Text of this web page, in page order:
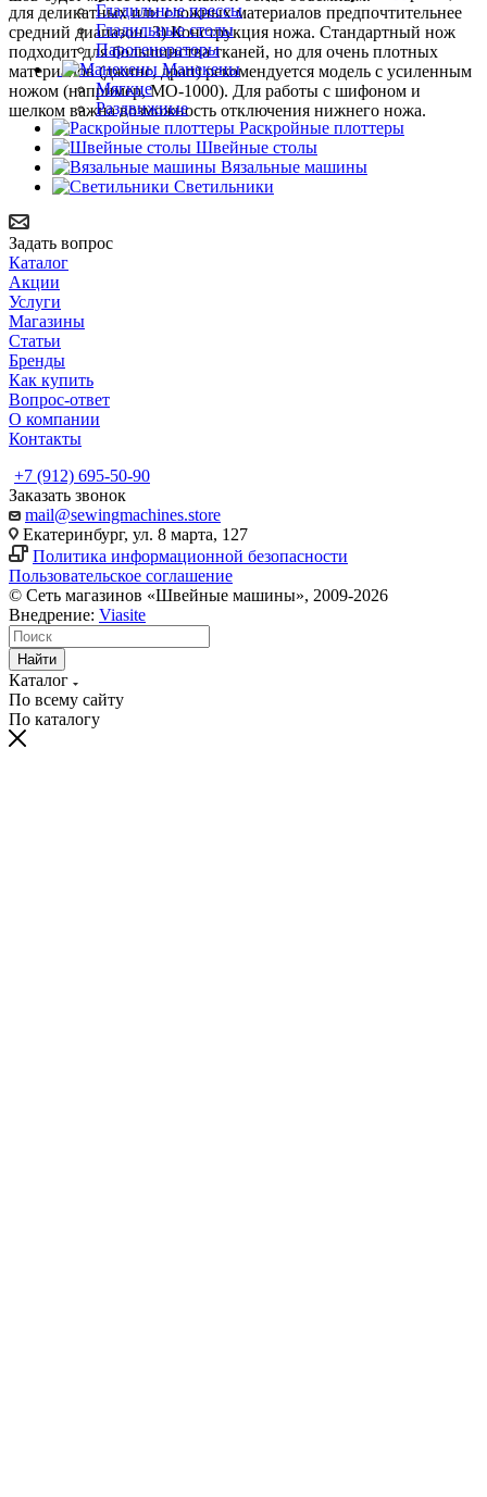
для деликатных или сложных материалов предпочтительнее
средний диапазон. 3) Конструкция ножа. Стандартный нож
подходит для большинства тканей, но для очень плотных
материалов (джинс, драп) рекомендуется модель с усиленным
ножом (например, MO-1000). Для работы с шифоном и
шелком важна возможность отключения нижнего ножа.
Гладильные прессы
Гладильные столы
Парогенераторы
Манекены
Мягкие
Раздвижные
Раскройные плоттеры
Швейные столы
Вязальные машины
Светильники
Задать вопрос
Каталог
Акции
Услуги
Магазины
Статьи
Бренды
Как купить
Вопрос-ответ
О компании
Контакты
+7 (912) 695-50-90
Заказать звонок
mail@sewingmachines.store
Екатеринбург, ул. 8 марта, 127
Политика информационной безопасности
Пользовательское соглашение
© Сеть магазинов «Швейные машины», 2009-2026
Внедрение: Viasite
Найти
Каталог
По всему сайту
По каталогу